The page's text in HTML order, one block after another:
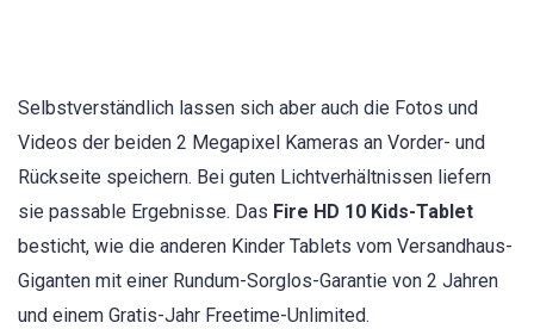
Selbstverständlich lassen sich aber auch die Fotos und
Videos der beiden 2 Megapixel Kameras an Vorder- und
Rückseite speichern. Bei guten Lichtverhältnissen liefern
sie passable Ergebnisse. Das Fire HD 10 Kids-Tablet
besticht, wie die anderen Kinder Tablets vom Versandhaus-
Giganten mit einer Rundum-Sorglos-Garantie von 2 Jahren
und einem Gratis-Jahr Freetime-Unlimited.